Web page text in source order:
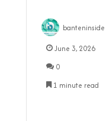
banteninside
June 3, 2026
0
1 minute read